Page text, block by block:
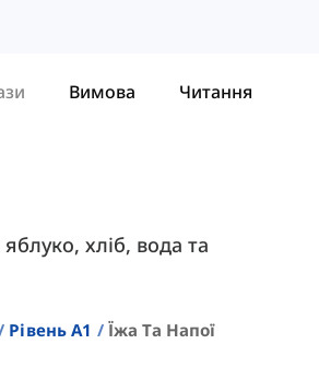
Вимова Читання
хліб, вода та
Рівень A1 Їжа Та Напої